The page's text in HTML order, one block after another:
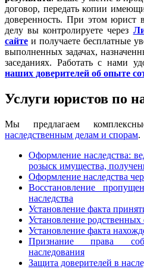
договор, передать копии
доверенность. При этом юрист
делу вы контролируете через
сайте и получаете бесплатные
выполненных задачах,
заседаниях. Работать с нами
наших доверителей об опыте
Услуги юристов по
Мы предлагаем
наследственным делам и спорам.
Оформление наследства:
розыск имущества,
Оформление наследства
Восстановление
наследства
Установление факта
Установление
Установление факта
Признание права
наследования
Защита доверителей в